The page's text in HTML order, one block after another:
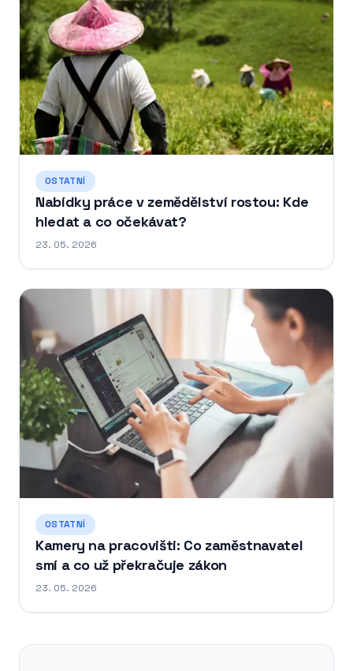
OSTATNÍ
Nabídky práce v zemědělství rostou: Kde
hledat a co očekávat?
23. 05. 2026
OSTATNÍ
Kamery na pracovišti: Co zaměstnavatel
smí a co už překračuje zákon
23. 05. 2026